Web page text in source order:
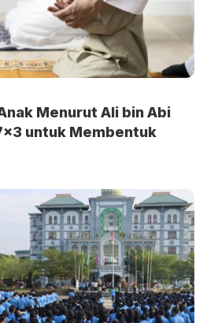
Menurut Ali bin Abi
untuk Membentuk